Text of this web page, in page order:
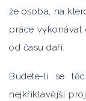
že osoba, na
práce
od času daří.
Budete-li se
nejkřiklavější